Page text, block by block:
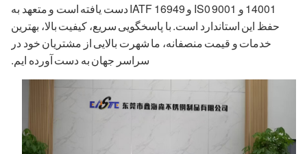
14001 و IS0 9001 و IATF 16949 دست یافته است و متعهد به
حفظ این استاندارد است. با پاسخگویی سریع، کیفیت بالا، بهترین
خدمات و قیمت منصفانه، ما شهرت بالایی از مشتریان خود در
سراسر جهان به دست آورده ایم.